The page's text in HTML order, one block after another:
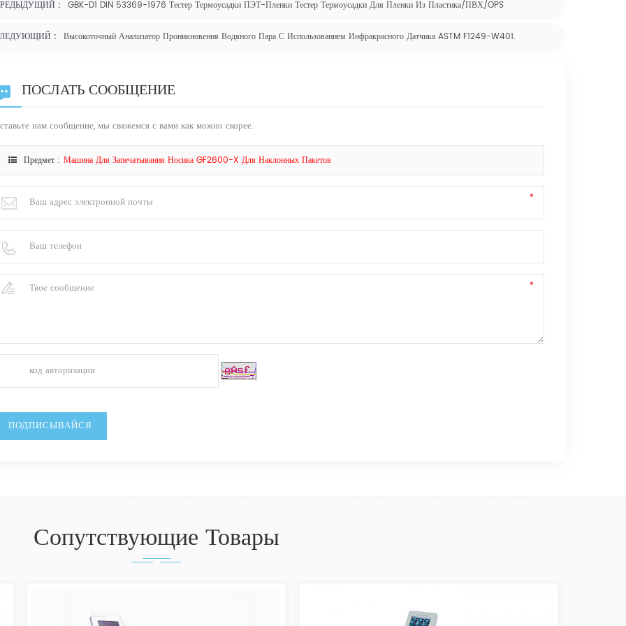
: GBK-D1 DIN 53369-1976 Тестер Термоусадки ПЭТ-Пленки Тестер Термоусадки Для Пленки Из Пластика/ПВХ/OPS
: Высокоточный Анализатор Проникновения Водяного Пара С Использованием Инфракрасного Датчика ASTM F1249-W401.
ПОСЛАТЬ СООБЩЕНИЕ
нам сообщение, мы свяжемся с вами как можно скорее.
Предмет : Машина Для Запечатывания Носика GF2600-X Для Наклонных Пакетов
Сопутствующие Товары